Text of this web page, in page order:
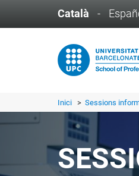
Català -
Inici > Sessions